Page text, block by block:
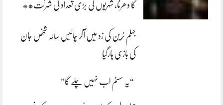
کا دھرنا، شہریوں کی بڑی تعداد کی شرکت**
جہلم ٹرین کی زد میں آکر چالیس سالہ شخص جان
کی بازی ہارگیا
“یہ سسٹم اب نہیں چلے گا”